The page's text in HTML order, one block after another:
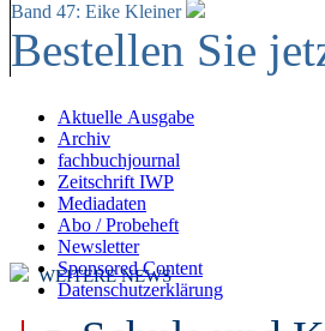
Band 47: Eike Kleiner
Bestellen Sie
Aktuelle Ausgabe
Archiv
fachbuchjournal
Zeitschrift IWP
Mediadaten
Abo / Probeheft
Newsletter
Sponsored Content
Datenschutzerklärung
WEITERE NEWS